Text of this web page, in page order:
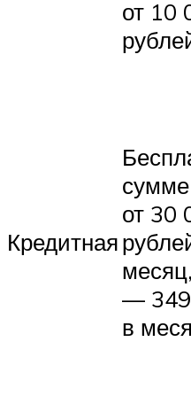
от 10
Кредитная
сумме
от 30
— 349
в